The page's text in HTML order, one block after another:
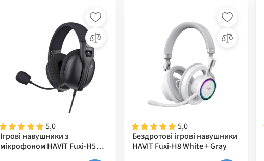
5,0
Ігрові навушники з
мікрофоном HAVIT Fuxi-H5d
5,0
Бездротові ігрові навушники
HAVIT Fuxi-H8 White + Gray